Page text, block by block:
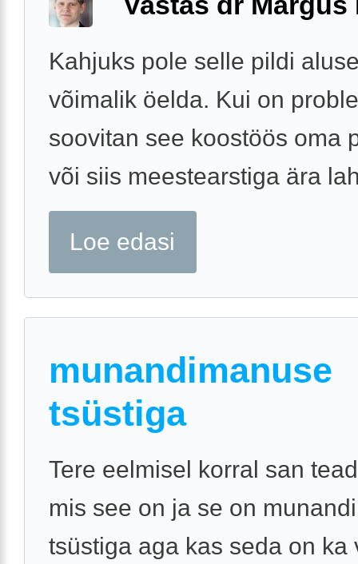
Kahjuks pole selle pildi
võimalik öelda. Kui on
soovitan see koostöös oma
või siis meestearstiga ära
Loe edasi
munandimanuse
tsüstiga
Tere eelmisel korral san
mis see on ja se on
tsüstiga aga kas seda on ka